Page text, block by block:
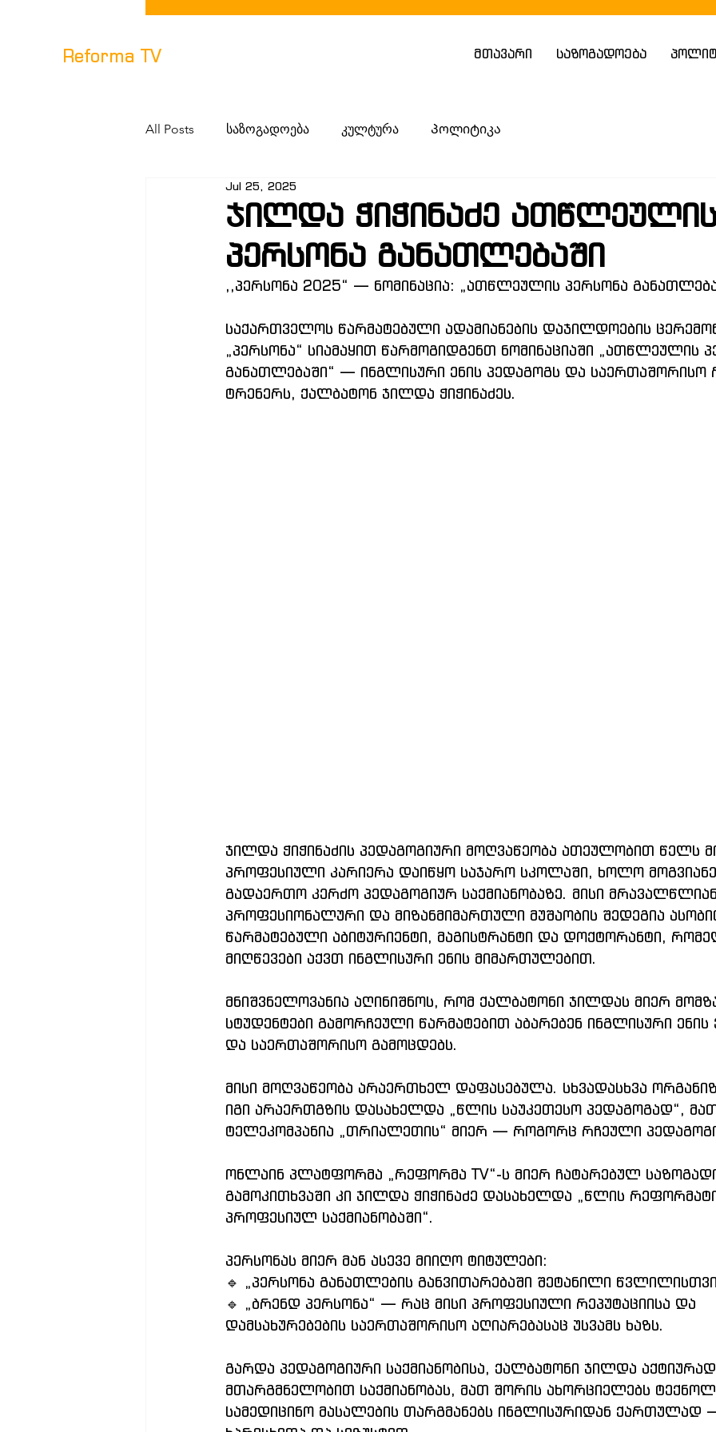
Reforma TV მთავარი საზოგადოება
All Posts საზოგადოება კულტურა Პოლიტიკა
Ჯილდა ჭიჭინაძე
პერსონა განათლებაში
Jul 25, 2025
,,პერსონა 2025“ — ნომინაცია: „ათწლეულის პერსონა
საქართველოს წარმატებული ადამიანების დაჯილდოების
„პერსონა“ სიამაყით წარმოგიდგენთ ნომინაციაში „ათწლეულის
განათლებაში“ — ინგლისური ენის პედაგოგს და საერთაშორისო
ტრენერს, ქალბატონ ჯილდა ჭიჭინაძეს.
ჯილდა ჭიჭინაძის პედაგოგიური მოღვაწეობა ათეულობით წელს
პროფესიული კარიერა დაიწყო საჯარო სკოლაში, ხოლო
გადაერთო კერძო პედაგოგიურ საქმიანობაზე. მისი
პროფესიონალური და მიზანმიმართული მუშაობის შედეგია
წარმატებული აბიტურიენტი, მაგისტრანტი და დოქტორანტი,
მიღწევები აქვთ ინგლისური ენის მიმართულებით.
მნიშვნელოვანია აღინიშნოს, რომ ქალბატონი ჯილდას მიერ
სტუდენტები გამორჩეული წარმატებით აბარებენ ინგლისური
და საერთაშორისო გამოცდებს.
მისი მოღვაწეობა არაერთხელ დაფასებულა. სხვადასხვა
იგი არაერთგზის დასახელდა „წლის საუკეთესო პედაგოგად“,
ტელეკომპანია „თრიალეთის“ მიერ — როგორც რჩეული
ონლაინ პლატფორმა „რეფორმა TV“-ს მიერ ჩატარებულ
გამოკითხვაში კი ჯილდა ჭიჭინაძე დასახელდა „წლის
პროფესიულ საქმიანობაში“.
პერსონას მიერ მან ასევე მიიღო ტიტულები:
🔹 „პერსონა განათლების განვითარებაში შეტანილი
🔹 „ბრენდ პერსონა“ — რაც მისი პროფესიული რეპუტაციისა და
დამსახურებების საერთაშორისო აღიარებასაც უსვამს ხაზს.
გარდა პედაგოგიური საქმიანობისა, ქალბატონი ჯილდა აქტიურად
მთარგმნელობით საქმიანობას, მათ შორის ახორციელებს
სამედიცინო მასალების თარგმანებს ინგლისურიდან ქართულად